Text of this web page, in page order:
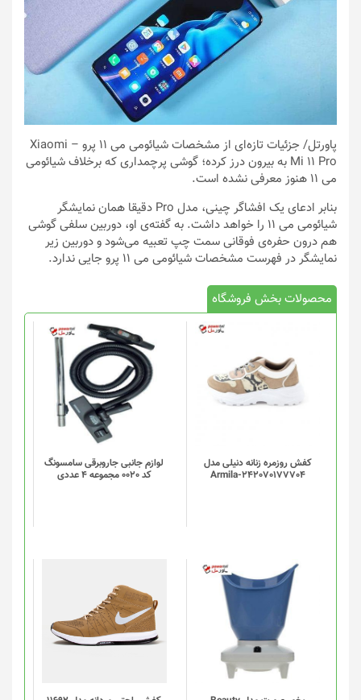
پاورتل
/ جزئیات تازه‌ای از مشخصات شیائومی می ۱۱ پرو – Xiaomi
Mi 11 Pro به بیرون درز کرده؛ گوشی پرچمداری که برخلاف شیائومی
می ۱۱ هنوز معرفی نشده است.
بنابر ادعای یک افشاگر چینی، مدل Pro دقیقا همان نمایشگر
شیائومی می ۱۱ را خواهد داشت. به گفته‌ی او، دوربین سلفی گوشی
هم درون حفره‌ی فوقانی سمت چپ تعبیه می‌شود و دوربین زیر
نمایشگر در فهرست مشخصات شیائومی می ۱۱ پرو جایی ندارد.
محصولات بخش فروشگاه
کفش روزمره زنانه دنیلی مدل
Armila-242070177704
لوازم جانبی جاروبرقی سامسونگ
کد 0020 مجموعه 4 عددی
دارای
انواع
مختلفی